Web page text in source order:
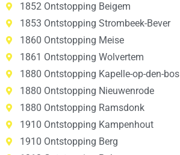
1852 Ontstopping Beigem
1853 Ontstopping Strombeek-Bever
1860 Ontstopping Meise
1861 Ontstopping Wolvertem
1880 Ontstopping Kapelle-op-den-bos
1880 Ontstopping Nieuwenrode
1880 Ontstopping Ramsdonk
1910 Ontstopping Kampenhout
1910 Ontstopping Berg